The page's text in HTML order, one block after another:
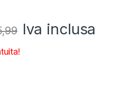
Iva inclusa
45 MT 20 quantity